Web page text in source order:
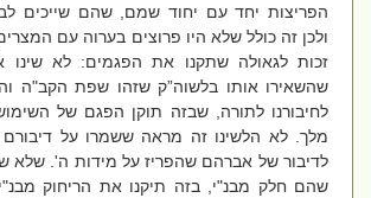
הפריצות יחד עם יחוד שמם, שהם שייכים
ולכן זה כולל שלא היו פרוצים בערוה עם
זכות לגאולה שתקנו את הפגמים: לא שינו
שהשאירו אותו בלשוה”ק שזהו שפת הקב"ה
לחיבורנו לתורה, שבזה תוקן הפגם של השימוש
מלך. לא הלשינו זה מראה ששמרו על דיבורם
לדיבור של אברהם שהפריז על מידות ה'. שלא
שהם חלק מבנ"י, בזה תיקנו את הריחוק